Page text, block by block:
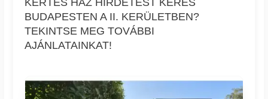
KERTES HÁZ HIRDETÉST KERES
BUDAPESTEN A II. KERÜLETBEN?
TEKINTSE MEG TOVÁBBI
AJÁNLATAINKAT!